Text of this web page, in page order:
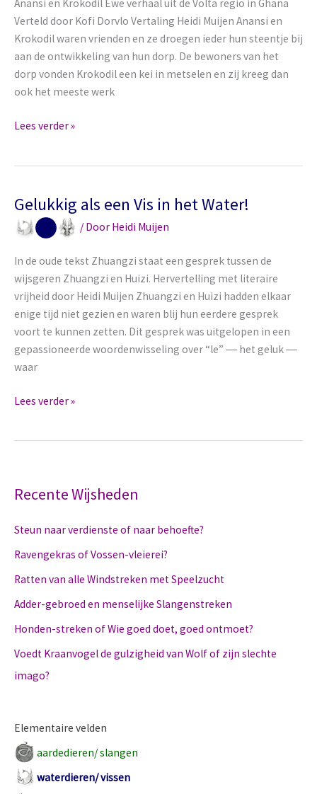
Anansi en Krokodil Ewe verhaal uit de Volta regio in Ghana
Verteld door Kofi Dorvlo Vertaling Heidi Muijen Anansi en
Krokodil waren vrienden en ze droegen ieder hun steentje bij
aan de ontwikkeling van hun dorp. De bewoners van het
dorp vonden Krokodil een kei in metselen en zij kreeg dan
ook het meeste werk
Krokodil
met
de
dood
Lees verder »
Gelukkig als een Vis in het Water!
/ Door Heidi Muijen
In de oude tekst Zhuangzi staat een gesprek tussen de
wijsgeren Zhuangzi en Huizi. Hervertelling met literaire
vrijheid door Heidi Muijen Zhuangzi en Huizi hadden elkaar
enige tijd niet gezien en waren blij hun eerdere gesprek
voort te kunnen zetten. Dit gesprek was uitgelopen in een
gepassioneerde woordenwisseling over “le” ― het geluk ―
waar
Gelukkig
het
Lees verder »
Recente Wijsheden
Steun naar verdienste of naar behoefte?
Ravengekras of Vossen-vleierei?
Ratten van alle Windstreken met Speelzucht
Adder-gebroed en menselijke Slangenstreken
Honden-streken of Wie goed doet, goed ontmoet?
Voedt Kraanvogel de gulzigheid van Wolf of zijn slechte
imago?
Elementaire velden
aardedieren/ slangen
waterdieren/ vissen